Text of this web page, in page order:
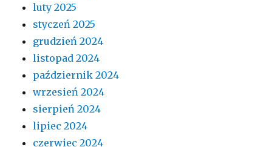
luty 2025
styczeń 2025
grudzień 2024
listopad 2024
październik 2024
wrzesień 2024
sierpień 2024
lipiec 2024
czerwiec 2024